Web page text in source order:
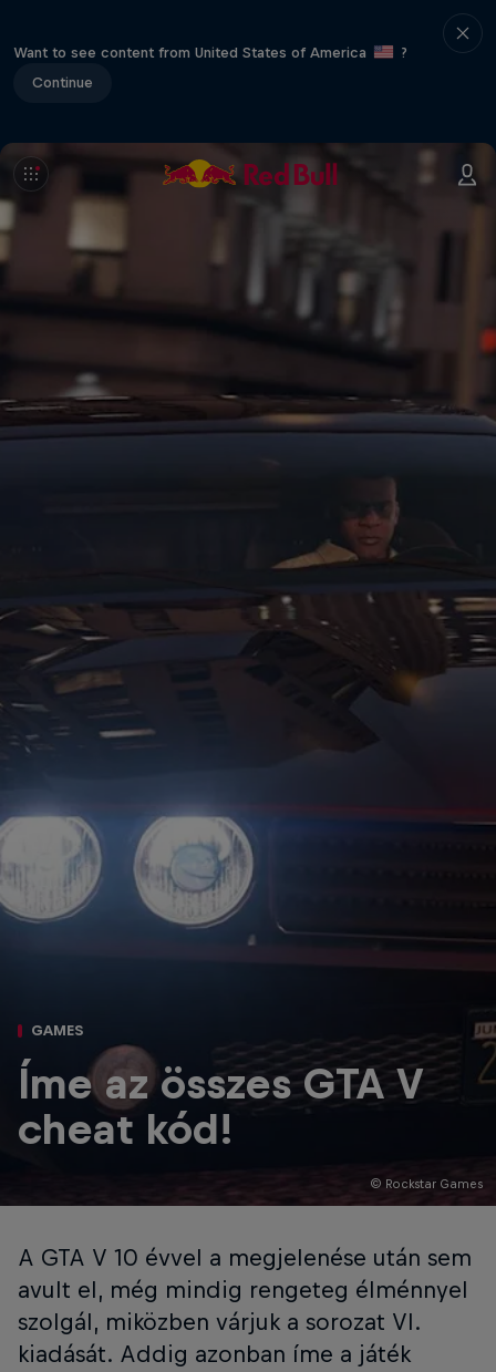
Want to see content from United States of America
?
Continue
© Rockstar Games
GAMES
Íme az összes GTA V
cheat kód!
A GTA V 10 évvel a megjelenése után sem
avult el, még mindig rengeteg élménnyel
szolgál, miközben várjuk a sorozat VI.
kiadását. Addig azonban íme a játék